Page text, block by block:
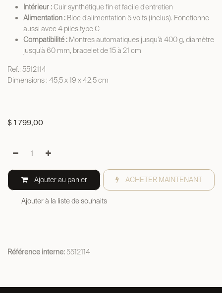
Intérieur :Cuir synthétique fin et facile d’entretien
Alimentation : Bloc d’alimentation 5 volts (inclus). Fonctionne
aussi avec 4 piles type C
Compatibilité : Montres automatiques jusqu’à 400 g, diamètre
jusqu’à 60 mm, bracelet de 15 à 21 cm
Ref.: 5512114
Dimensions : 45,5 x 19 x 42,5 cm
$ 1 799,00
Ajouter au panier ACHETER MAINTENANT
Ajouter à la liste de souhaits
Référence interne:5512114